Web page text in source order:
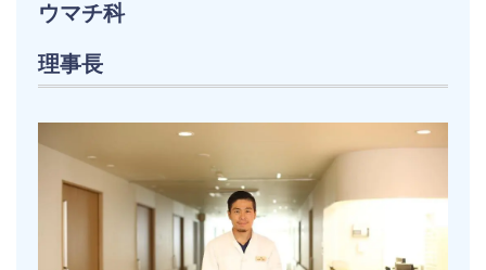
ウマチ科
理事長